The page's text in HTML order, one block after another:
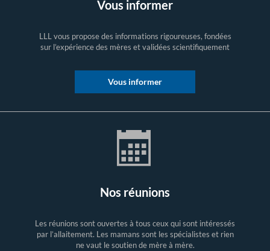
Vous informer
LLL vous propose des informations rigoureuses, fondées
sur l’expérience des mères et validées scientifiquement
Vous informer
Nos réunions
Les réunions sont ouvertes à tous ceux qui sont intéressés
par l’allaitement. Les mamans sont les spécialistes et rien
ne vaut le soutien de mère à mère.